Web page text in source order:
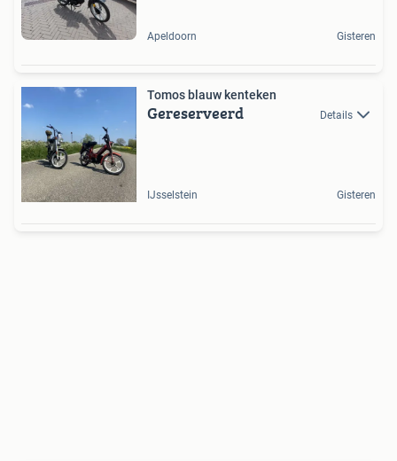
Apeldoorn Gisteren
Tomos blauw kenteken
Gereserveerd Details
IJsselstein Gisteren